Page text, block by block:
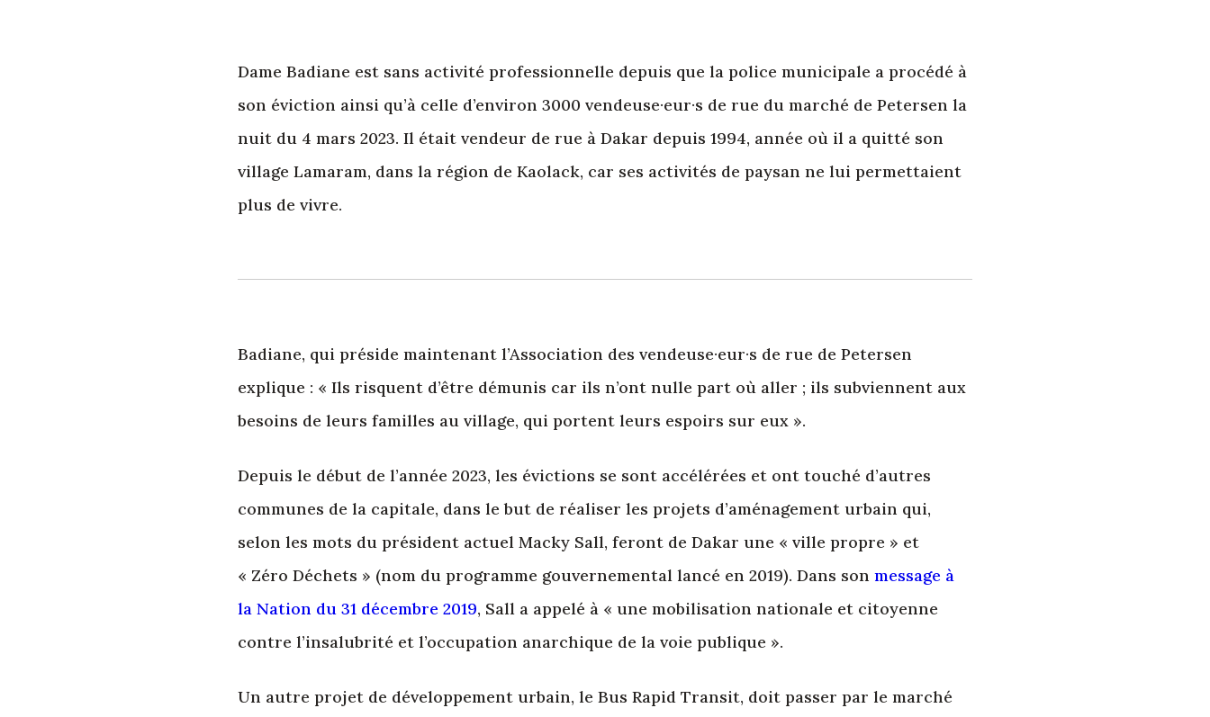
Dame Badiane est sans activité professionnelle depuis que la police municipale a procédé à
son éviction ainsi qu’à celle d’environ 3000 vendeuse·eur·s de rue du marché de Petersen la
nuit du 4 mars 2023. Il était vendeur de rue à Dakar depuis 1994, année où il a quitté son
village Lamaram, dans la région de Kaolack, car ses activités de paysan ne lui permettaient
plus de vivre.
Badiane, qui préside maintenant l’Association des vendeuse·eur·s de rue de Petersen
explique : « Ils risquent d’être démunis car ils n’ont nulle part où aller ; ils subviennent aux
besoins de leurs familles au village, qui portent leurs espoirs sur eux ».
Depuis le début de l’année 2023, les évictions se sont accélérées et ont touché d’autres
communes de la capitale, dans le but de réaliser les projets d’aménagement urbain qui,
selon les mots du président actuel Macky Sall, feront de Dakar une « ville propre » et
« Zéro Déchets » (nom du programme gouvernemental lancé en 2019). Dans son message à
la Nation du 31 décembre 2019, Sall a appelé à « une mobilisation nationale et citoyenne
contre l’insalubrité et l’occupation anarchique de la voie publique ».
Un autre projet de développement urbain, le Bus Rapid Transit, doit passer par le marché